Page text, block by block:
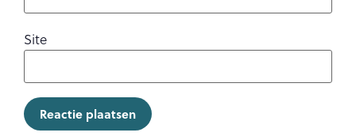
Site